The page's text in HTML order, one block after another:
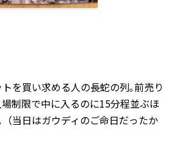
を買い求める人の長蛇の列｡前売り
制限で中に入るのに15分程並ぶほ
当日はガウディのご命日だったか